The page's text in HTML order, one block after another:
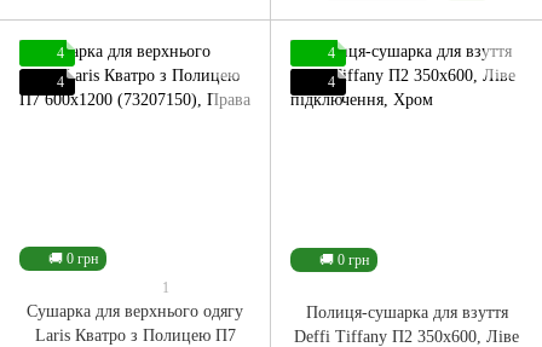
🚚 0 грн
4
4
1
Сушарка для верхнього одягу
Laris Кватро з Полицею П7
🚚 0 грн
4
4
Полиця-сушарка для взуття
Deffi Tiffany П2 350x600, Ліве